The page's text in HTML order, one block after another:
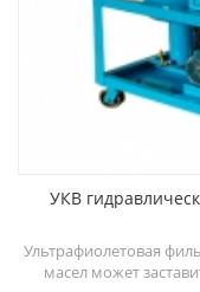
УКВ
Ультрафиолетовая
масел может